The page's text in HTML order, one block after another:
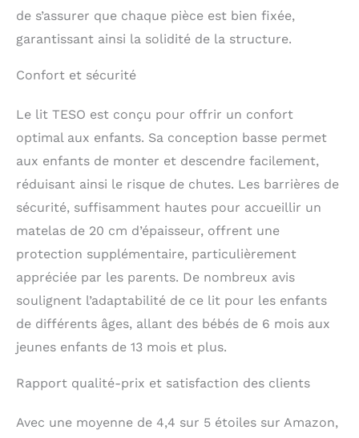
de s’assurer que chaque pièce est bien fixée,
garantissant ainsi la solidité de la structure.
Confort et sécurité
Le lit TESO est conçu pour offrir un confort
optimal aux enfants. Sa conception basse permet
aux enfants de monter et descendre facilement,
réduisant ainsi le risque de chutes. Les barrières de
sécurité, suffisamment hautes pour accueillir un
matelas de 20 cm d’épaisseur, offrent une
protection supplémentaire, particulièrement
appréciée par les parents. De nombreux avis
soulignent l’adaptabilité de ce lit pour les enfants
de différents âges, allant des bébés de 6 mois aux
jeunes enfants de 13 mois et plus.
Rapport qualité-prix et satisfaction des clients
Avec une moyenne de 4,4 sur 5 étoiles sur Amazon,